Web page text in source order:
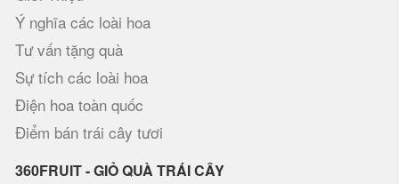
Ý nghĩa các loài hoa
Tư vấn tặng quà
Sự tích các loài hoa
Điện hoa toàn quốc
Điểm bán trái cây tươi
360FRUIT - GIỎ QUÀ TRÁI CÂY